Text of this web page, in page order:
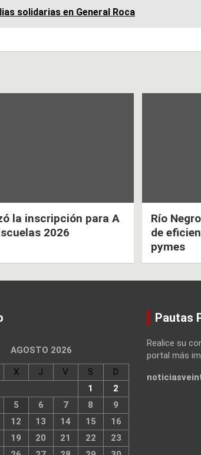
solidarias en General Roca
la inscripción para A
2026
Río
de
pymes
AGOSTO 2026
X J V S
D
1
2
5 6 7 8
9
12 13 14 15
16
19 20 21 22
23
Pautas
Realice su
portal más